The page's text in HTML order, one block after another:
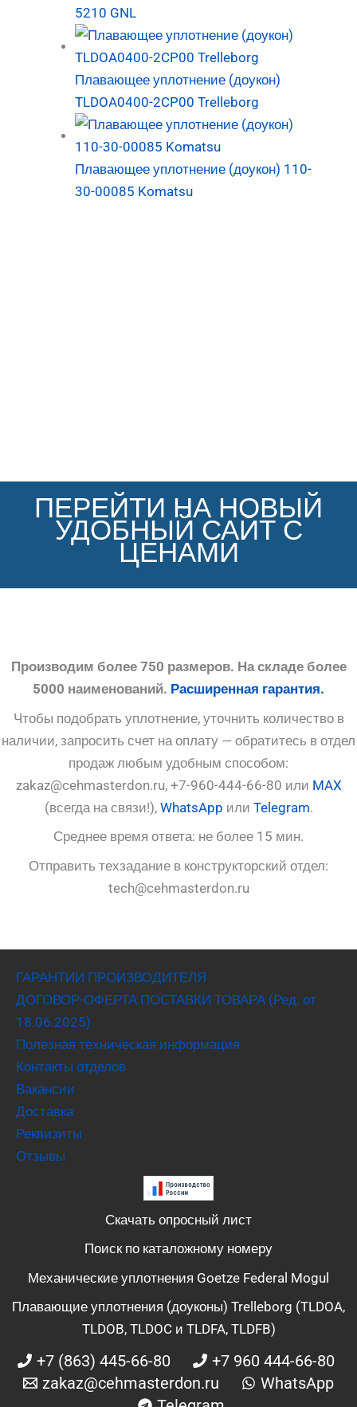
5210 GNL
Плавающее уплотнение (доукон)
TLDOA0400-2CP00 Trelleborg
Плавающее уплотнение (доукон) 110-
30-00085 Komatsu
ПЕРЕЙТИ НА НОВЫЙ
УДОБНЫЙ САЙТ С
ЦЕНАМИ
Производим более 750 размеров. На складе более
5000 наименований. Расширенная гарантия.
Чтобы подобрать уплотнение, уточнить количество в
наличии, запросить счет на оплату — обратитесь в отдел
продаж любым удобным способом:
zakaz@cehmasterdon.ru, +7-960-444-66-80 или MAX
(всегда на связи!), WhatsApp или Telegram.
Среднее время ответа: не более 15 мин.
Отправить техзадание в конструкторский отдел:
tech@cehmasterdon.ru
ГАРАНТИИ ПРОИЗВОДИТЕЛЯ
ДОГОВОР-ОФЕРТА ПОСТАВКИ ТОВАРА (Ред. от
18.06.2025)
Полезная техническая информация
Контакты отделов
Вакансии
Доставка
Реквизиты
Отзывы
Скачать опросный лист
Поиск по каталожному номеру
Механические уплотнения Goetze Federal Mogul
Плавающие уплотнения (доуконы) Trelleborg (TLDOA,
TLDOB, TLDOC и TLDFA, TLDFB)
+7 (863) 445-66-80
+7 960 444-66-80
zakaz@cehmasterdon.ru
WhatsApp